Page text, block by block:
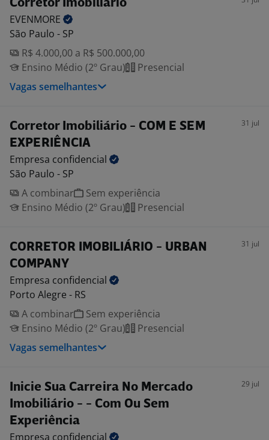
Corretor Imobiliário
EVENMORE
São Paulo - SP
R$ 4.000,00 a R$ 500.000,00
Ensino Médio (2º Grau)
Presencial
Vagas semelhantes
Corretor Imobiliário - COM E SEM
EXPERIÊNCIA
31 jul
Empresa confidencial
São Paulo - SP
A combinar
Sem experiência
Ensino Médio (2º Grau)
Presencial
CORRETOR IMOBILIÁRIO - URBAN
COMPANY
31 jul
Empresa confidencial
Porto Alegre - RS
A combinar
Sem experiência
Ensino Médio (2º Grau)
Presencial
Vagas semelhantes
Inicie Sua Carreira No Mercado
Imobiliário - - Com Ou Sem
Experiência
29 jul
Empresa confidencial